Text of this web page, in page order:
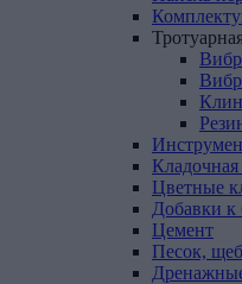
Кладочная
Цветные
Добавки к
Цемент
Песок,